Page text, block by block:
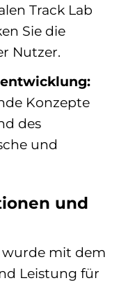
Track Lab
Sie die
Nutzer.
Konzepte
des
und
und
wurde mit dem
Leistung für